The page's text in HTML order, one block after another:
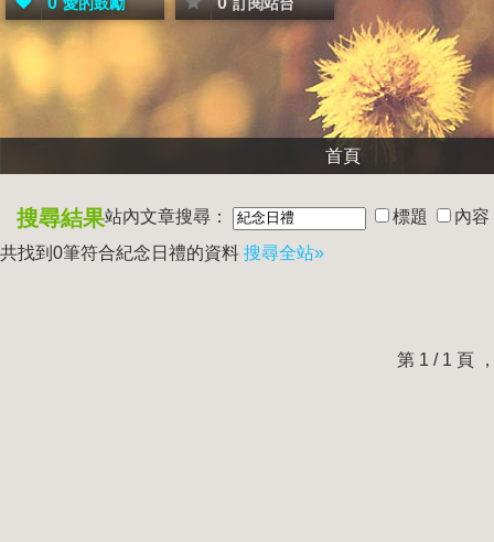
首頁
搜尋結果站內文章搜尋： 標題
內容
共找到0筆符合紀念日禮的資料 搜尋全站»
第 1 / 1